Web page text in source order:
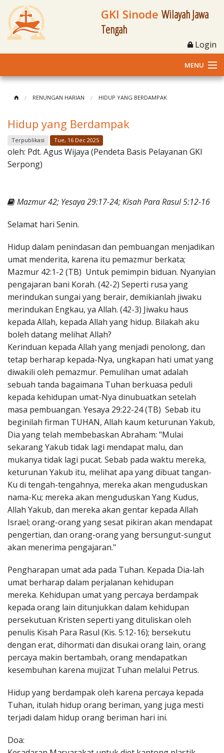
GKI Sinode Wilayah Jawa
Tengah
Login
MENU
Klasis dan Jemaat
Berita Kegiatan
Materi
RENUNGAN HARIAN HIDUP YANG BERDAMPAK
Hidup yang Berdampak
Terpublikasi Tue, 16 Dec 2025
oleh: Pdt. Agus Wijaya (Pendeta Basis Pelayanan GKI
Serpong)
Mazmur 42; Yesaya 29:17-24; Kisah Para Rasul 5:12-16
Selamat hari Senin.
Hidup dalam penindasan dan pembuangan menjadikan
umat menderita, karena itu pemazmur berkata;
Mazmur 42:1-2 (TB) Untuk pemimpin biduan. Nyanyian
pengajaran bani Korah. (42-2) Seperti rusa yang
merindukan sungai yang berair, demikianlah jiwaku
merindukan Engkau, ya Allah. (42-3) Jiwaku haus
kepada Allah, kepada Allah yang hidup. Bilakah aku
boleh datang melihat Allah?
Kerinduan kepada Allah yang menjadi penolong, dan
tetap berharap kepada-Nya, ungkapan hati umat yang
diwakili oleh pemazmur. Pemulihan umat adalah
sebuah tanda bagaimana Tuhan berkuasa peduli
kepada kehidupan umat-Nya dinubuatkan setelah
masa pembuangan. Yesaya 29:22-24 (TB) Sebab itu
beginilah firman TUHAN, Allah kaum keturunan Yakub,
Dia yang telah membebaskan Abraham: "Mulai
sekarang Yakub tidak lagi mendapat malu, dan
mukanya tidak lagi pucat. Sebab pada waktu mereka,
keturunan Yakub itu, melihat apa yang dibuat tangan-
Ku di tengah-tengahnya, mereka akan menguduskan
nama-Ku; mereka akan menguduskan Yang Kudus,
Allah Yakub, dan mereka akan gentar kepada Allah
Israel; orang-orang yang sesat pikiran akan mendapat
pengertian, dan orang-orang yang bersungut-sungut
akan menerima pengajaran."
Pengharapan umat ada pada Tuhan. Kepada Dia-lah
umat berharap dalam perjalanan kehidupan
mereka. Kehidupan umat yang percaya berdampak
kepada orang lain ditunjukkan dalam kehidupan
persekutuan Kristen seperti yang dituliskan oleh
penulis Kisah Para Rasul (Kis. 5:12-16); bersekutu
dengan erat, dihormati dan disukai orang lain, orang
percaya makin bertambah, orang mendapatkan
kesembuhan karena mujizat Tuhan melalui Petrus.
Hidup yang berdampak oleh karena percaya kepada
Tuhan, itulah hidup orang beriman, yang juga mesti
terjadi dalam hidup orang beriman hari ini.
Doa: